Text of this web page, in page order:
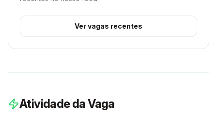
Ver vagas recentes
Atividade da Vaga